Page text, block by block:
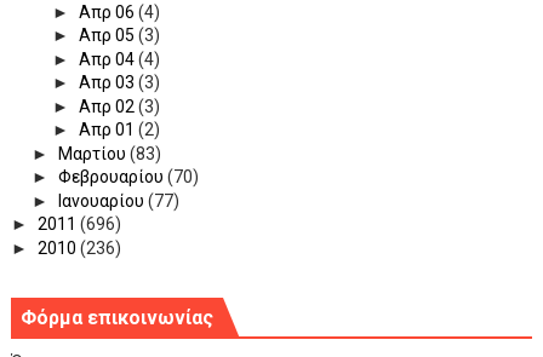
► Απρ 06 (4)
► Απρ 05 (3)
► Απρ 04(4)
► Απρ 03 (3)
► Απρ 02 (3)
► Απρ 01 (2)
►
Μαρτίου (83)
► Φεβρουαρίου (70)
►
Ιανουαρίου (77)
► 2011 (696)
► 2010 (236)
Φόρμα επικοινωνίας